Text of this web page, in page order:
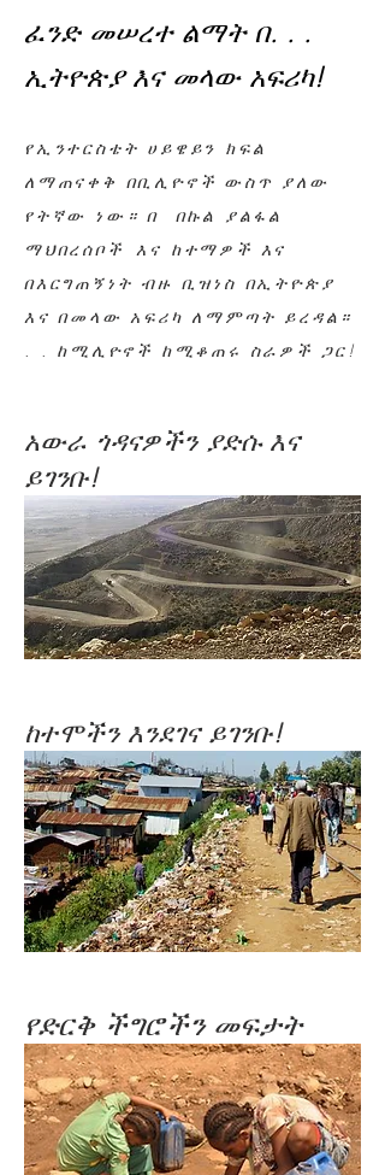
ፈንድ መሠረተ ልማት በ. . .
ኢትዮጵያ እና መላው አፍሪካ!
የኢንተርስቴት ሀይዌይን ክፍል
ለማጠናቀቅ በቢሊዮኖች ውስጥ ያለው
የትኛው ነው። በ በኩል ያልፋል
ማህበረሰቦች
እና ከተማዎች እና
በእርግጠኝነት ብዙ ቢዝነስ በኢትዮጵያ
እና በመላው አፍሪካ ለማምጣት ይረዳል።
. . ከሚሊዮኖች ከሚቆጠሩ ስራዎች ጋር!
አውራ ጎዳናዎችን ያድሱ እና
ይገንቡ!
ከተሞችን እንደገና ይገንቡ!
የድርቅ ችግሮችን መፍታት